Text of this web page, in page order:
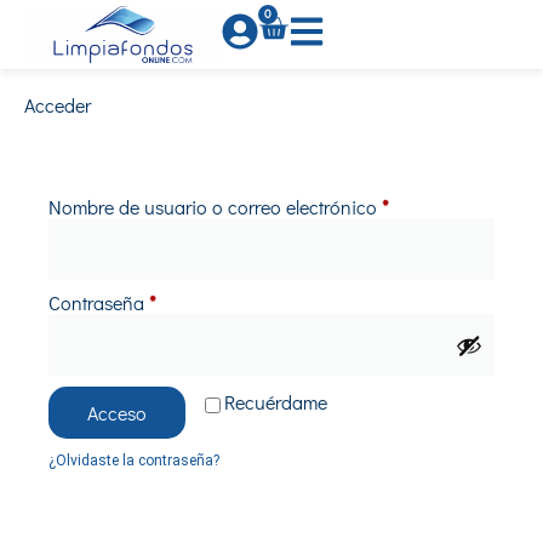
0
Acceder
Nombre de usuario o correo electrónico *
Contraseña *
Recuérdame
Acceso
¿Olvidaste la contraseña?